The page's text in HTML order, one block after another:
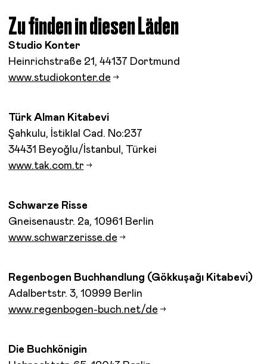
Zu finden in diesen Läden
Studio Konter
Heinrichstraße 21, 44137 Dortmund
www.studiokonter.de
Türk Alman Kitabevi
Şahkulu, İstiklal Cad. No:237
34431 Beyoğlu/İstanbul, Türkei
www.tak.com.tr
Schwarze Risse
Gneisenaustr. 2a, 10961 Berlin
www.schwarzerisse.de
Regenbogen Buchhandlung (Gökkuşağı Kitabevi)
Adalbertstr. 3, 10999 Berlin
www.regenbogen-buch.net/de
Die Buchkönigin